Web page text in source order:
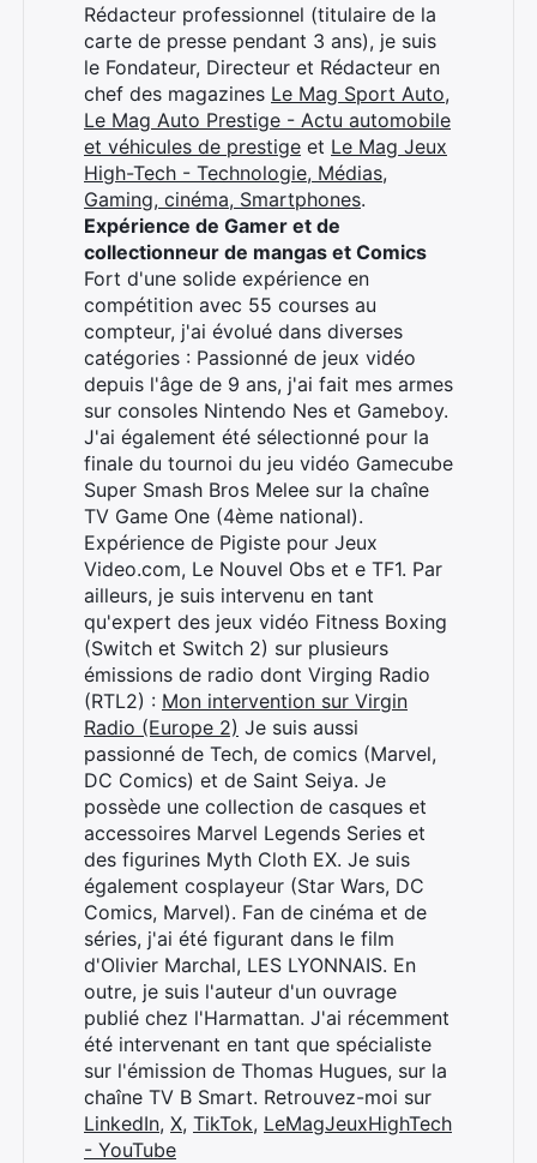
Rédacteur professionnel (titulaire de la
carte de presse pendant 3 ans), je suis
le Fondateur, Directeur et Rédacteur en
chef des magazines Le Mag Sport Auto,
Le Mag Auto Prestige - Actu automobile
et véhicules de prestige et Le Mag Jeux
High-Tech - Technologie, Médias,
Gaming, cinéma, Smartphones.
Expérience de Gamer et de
collectionneur de mangas et Comics
Fort d'une solide expérience en
compétition avec 55 courses au
compteur, j'ai évolué dans diverses
catégories : Passionné de jeux vidéo
depuis l'âge de 9 ans, j'ai fait mes armes
sur consoles Nintendo Nes et Gameboy.
J'ai également été sélectionné pour la
finale du tournoi du jeu vidéo Gamecube
Super Smash Bros Melee sur la chaîne
TV Game One (4ème national).
Expérience de Pigiste pour Jeux
Video.com, Le Nouvel Obs et e TF1. Par
ailleurs, je suis intervenu en tant
qu'expert des jeux vidéo Fitness Boxing
(Switch et Switch 2) sur plusieurs
émissions de radio dont Virging Radio
(RTL2) : Mon intervention sur Virgin
Radio (Europe 2) Je suis aussi
passionné de Tech, de comics (Marvel,
DC Comics) et de Saint Seiya. Je
possède une collection de casques et
accessoires Marvel Legends Series et
des figurines Myth Cloth EX. Je suis
également cosplayeur (Star Wars, DC
Comics, Marvel). Fan de cinéma et de
séries, j'ai été figurant dans le film
d'Olivier Marchal, LES LYONNAIS. En
outre, je suis l'auteur d'un ouvrage
publié chez l'Harmattan. J'ai récemment
été intervenant en tant que spécialiste
sur l'émission de Thomas Hugues, sur la
chaîne TV B Smart. Retrouvez-moi sur
LinkedIn, X, TikTok, LeMagJeuxHighTech
- YouTube